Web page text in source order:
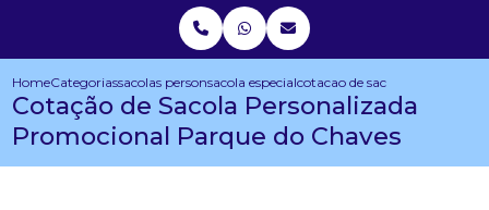
HomeCategoriassacolas personalizadassacola especial personalizada
cotacao de sacola
Cotação de Sacola Personalizada
Promocional Parque do Chaves